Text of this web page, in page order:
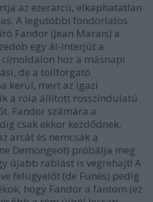
az ezerarcú, elkaphatatlan
A legutóbbi fondorlatos
Fandor (Jean Marais) a
egy ál-interjút a
hoz a másnapi
de a tollforgató
kerül, mert az igazi
a róla állított rosszindulatú
Fandor számára a
csak ekkor kezdődnek,
arcát és nemcsak a
Demongeot) próbálja meg
újabb rablást is végrehajt! A
felügyelőt (de Funés) pedig
hogy Fandor a fantom (ez